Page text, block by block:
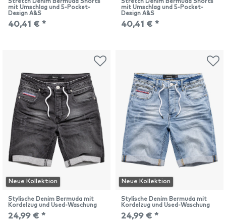
Stretch Denim Bermuda Shorts
mit Umschlag und 5-Pocket-
Design A&S
40,41 € *
Stretch Denim Bermuda Shorts
mit Umschlag und 5-Pocket-
Design A&S
40,41 € *
Neue Kollektion
Stylische Denim Bermuda mit
Kordelzug und Used-Waschung
24,99 € *
Neue Kollektion
Stylische Denim Bermuda mit
Kordelzug und Used-Waschung
24,99 € *